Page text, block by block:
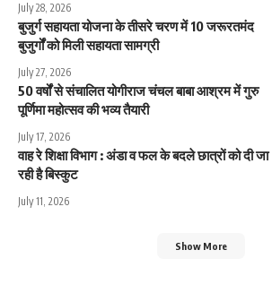
July 28, 2026
बुजुर्ग सहायता योजना के तीसरे चरण में 10 जरूरतमंद
बुजुर्गों को मिली सहायता सामग्री
July 27, 2026
50 वर्षों से संचालित योगीराज चंचल बाबा आश्रम में गुरु
पूर्णिमा महोत्सव की भव्य तैयारी
July 17, 2026
वाह रे शिक्षा विभाग : अंडा व फल के बदले छात्रों को दी जा
रही है बिस्कुट
July 11, 2026
Show More